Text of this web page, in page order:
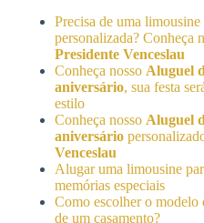
Precisa de uma limousine
personalizada? Conheça
Presidente Venceslau
Conheça nosso Aluguel
aniversário, sua festa
estilo
Conheça nosso Aluguel
aniversário
Venceslau
Alugar uma limousine
memórias especiais
Como escolher o modelo
de um casamento?